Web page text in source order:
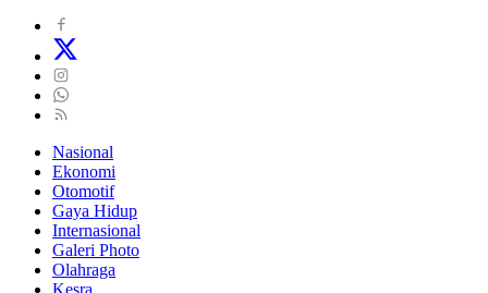
Nasional
Ekonomi
Otomotif
Gaya Hidup
Internasional
Galeri Photo
Olahraga